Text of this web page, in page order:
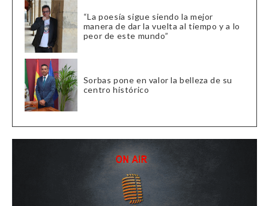
“La poesía sigue siendo la mejor
manera de dar la vuelta al tiempo y a lo
peor de este mundo”
Sorbas pone en valor la belleza de su
centro histórico